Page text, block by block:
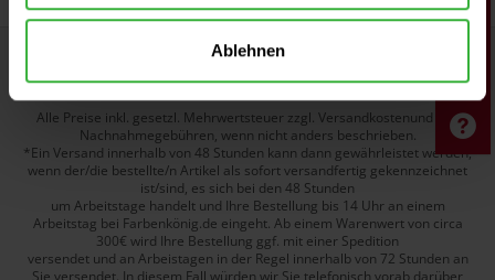
Ablehnen
Alle Preise inkl. gesetzl. Mehrwertsteuer zzgl. Versandkostenund ggf.
Nachnahmegebühren, wenn nicht anders beschrieben.
*Ein Versand innerhalb von 48 Stunden kann dann gewährleistet werden,
wenn der/die bestellte/n Artikel als sofort versandfertig gekennzeichnet
ist/sind, es sich bei den 48 Stunden
um Arbeitstage handelt und Ihre Bestellung bis 14 Uhr an einem
Arbeitstag bei Farbenkönig.de eingeht. Ab einem Warenwert von circa
300€ wird Ihre Bestellung ggf. mit einer Spedition
versendet und an Arbeistagen in der Regel innerhalb von 72 Stunden an